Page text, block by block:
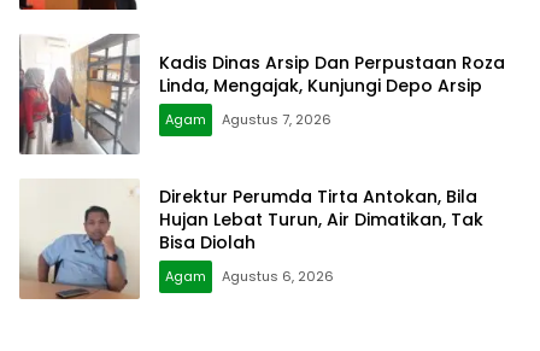
Kadis Dinas Arsip Dan Perpustaan Roza
Linda, Mengajak, Kunjungi Depo Arsip
Agam Agustus 7, 2026
Direktur Perumda Tirta Antokan, Bila
Hujan Lebat Turun, Air Dimatikan, Tak
Bisa Diolah
Agam Agustus 6, 2026